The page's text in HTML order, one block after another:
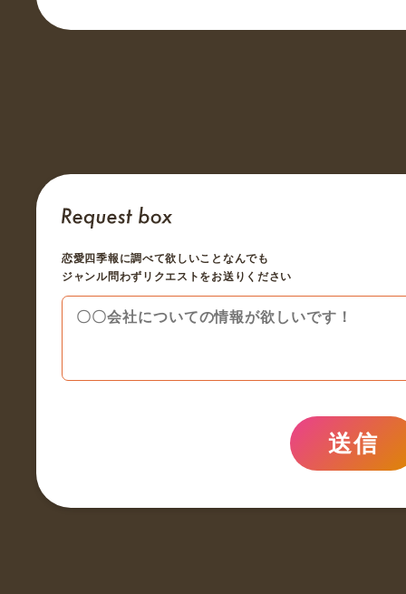
恋愛四季報に調べて欲しいことなんでも
ジャンル問わずリクエストをお送りください
送信